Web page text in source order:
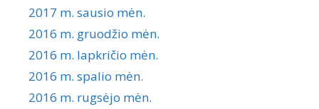
2017 m. sausio mėn.
2016 m. gruodžio mėn.
2016 m. lapkričio mėn.
2016 m. spalio mėn.
2016 m. rugsėjo mėn.